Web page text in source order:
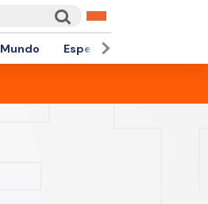
Mundo Espectáculos